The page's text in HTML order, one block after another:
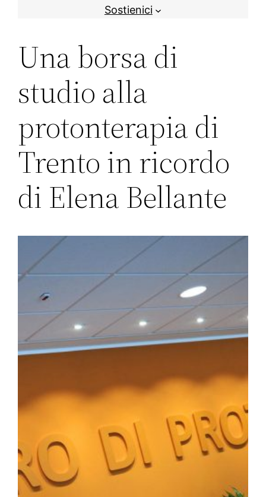
Sostienici
Una borsa di
studio alla
protonterapia di
Trento in ricordo
di Elena Bellante